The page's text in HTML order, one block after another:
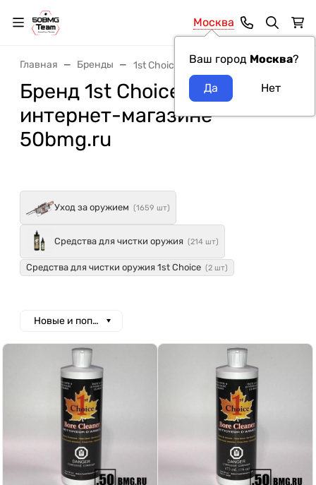
Москва
Ваш город Москва?
Главная Бренды 1st Choice
Бренд 1st Choice в
интернет-магазине
50bmg.ru
Уход за оружием (1659 шт)
Средства для чистки оружия (214 шт)
Средства для чистки оружия 1st Choice (2 шт)
Новые и популярные